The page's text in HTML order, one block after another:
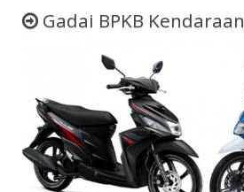
Gadai BPKB Kendaraan